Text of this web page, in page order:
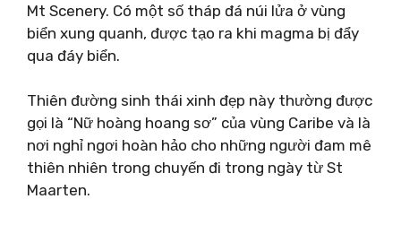
Mt Scenery. Có một số tháp đá núi lửa ở vùng
biển xung quanh, được tạo ra khi magma bị đẩy
qua đáy biển.
Thiên đường sinh thái xinh đẹp này thường được
gọi là “Nữ hoàng hoang sơ” của vùng Caribe và là
nơi nghỉ ngơi hoàn hảo cho những người đam mê
thiên nhiên trong chuyến đi trong ngày từ St
Maarten.